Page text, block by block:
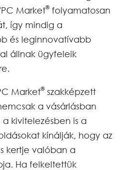
Market®folyamatosan
így mindig a
és leginnovatívabb
állnak ügyfeleik
Market®szakképzett
a vásárlásban
kivitelezésben is a
kínálják, hogy az
kertje valóban a
Ha felkeltettük